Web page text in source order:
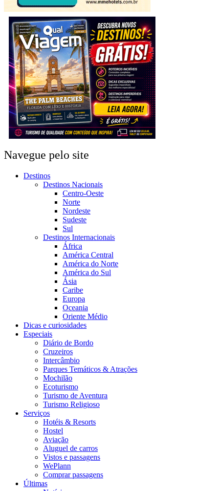
Navegue pelo site
Destinos
Destinos Nacionais
Centro-Oeste
Norte
Nordeste
Sudeste
Sul
Destinos Internacionais
África
América Central
América do Norte
América do Sul
Ásia
Caribe
Europa
Oceania
Oriente Médio
Dicas e curiosidades
Especiais
Diário de Bordo
Cruzeiros
Intercâmbio
Parques Temáticos & Atrações
Mochilão
Ecoturismo
Turismo de Aventura
Turismo Religioso
Serviços
Hotéis & Resorts
Hostel
Aviação
Aluguel de carros
Vistos e passagens
WePlann
Comprar passagens
Últimas